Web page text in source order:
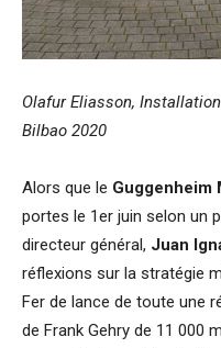
Olafur Eliasson,
Bilbao 2020
Alors que le Guggenheim
portes le 1er juin selon un
directeur général, Juan
réflexions sur la stratégie
Fer de lance de toute une
de Frank Gehry de 11 000